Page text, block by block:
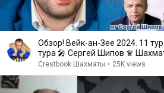
Обзор! Вейк-ан-Зее 2024. 11
тура 🎤 Сергей Шипов ♛
Crestbook Шахматы • 25K views